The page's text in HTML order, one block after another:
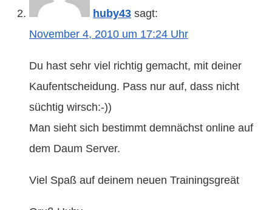
huby43 sagt:
November 4, 2010 um 17:24 Uhr
Du hast sehr viel richtig gemacht, mit deiner
Kaufentscheidung. Pass nur auf, dass nicht
süchtig wirsch:-))
Man sieht sich bestimmt demnächst online auf
dem Daum Server.
Viel Spaß auf deinem neuen Trainingsgreät